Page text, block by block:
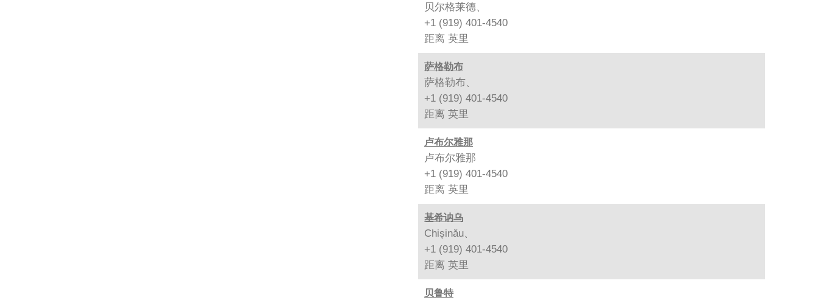
贝尔格莱德、
+1 (919) 401-4540
距离 英里
萨格勒布
萨格勒布、
+1 (919) 401-4540
距离 英里
卢布尔雅那
卢布尔雅那
+1 (919) 401-4540
距离 英里
基希讷乌
Chișinău、
+1 (919) 401-4540
距离 英里
贝鲁特